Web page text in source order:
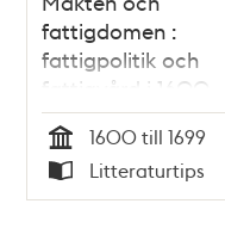
fattigdomen :
fattigpolitik och
fattigvård i 1600-
talets Stockholm /
Christina Unger
Tid
1600 till 1699
Typ
Litteraturtips